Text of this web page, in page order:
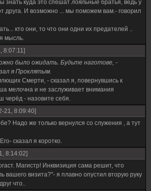
знать куда это спешатлояльные братья, ведь у
друга. И возможно ... мы поможем вам.- говорил
кто они, то что они одни их предателей ..
мысль.
8:07:11]
было ожидать. Будьте наготове, -
я Проклятым.
Смерти, - сказал я, повернувшись к
мелочна и не заслуживает внимания
черёд - назовите себя.
21, 8:09:40]
Надо же только вернулся со служения , а тут
сказал я коротко.
8:14:02]
Магистр! Инквизиция сама решит, что
вашего визита?"- я плавно опустил вторую руку
что..